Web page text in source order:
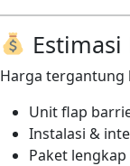
Estimasi
Harga tergantung
Unit flap
Instalasi &
Paket